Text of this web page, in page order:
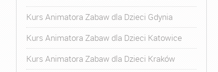
Kurs Animatora Zabaw dla Dzieci Gdynia
Kurs Animatora Zabaw dla Dzieci Katowice
Kurs Animatora Zabaw dla Dzieci Kraków